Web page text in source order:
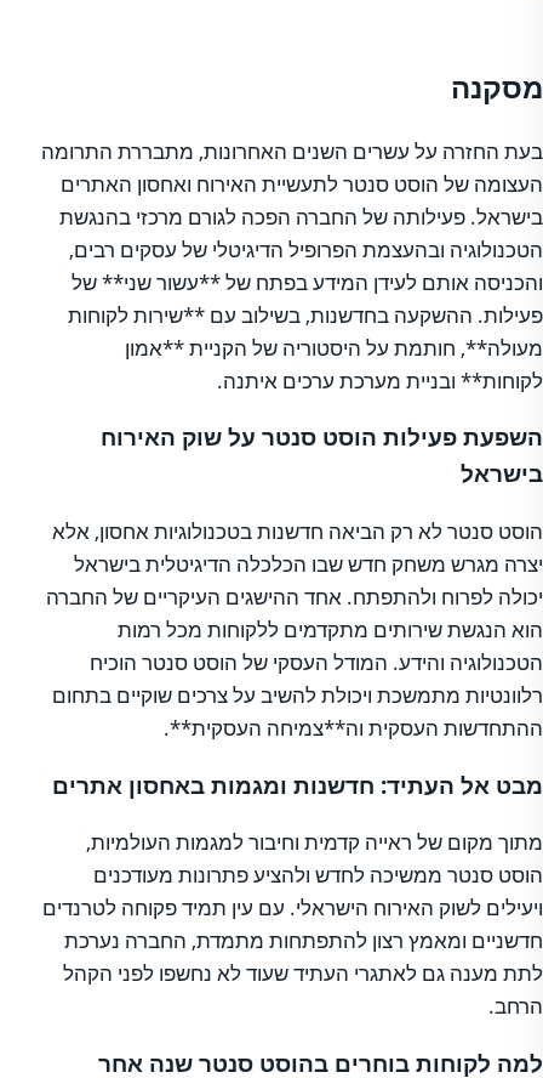
מסקנה
בעת החזרה על עשרים השנים האחרונות, מתבררת התרומה
העצומה של הוסט סנטר לתעשיית האירוח ואחסון האתרים
בישראל. פעילותה של החברה הפכה לגורם מרכזי בהנגשת
הטכנולוגיה ובהעצמת הפרופיל הדיגיטלי של עסקים רבים,
והכניסה אותם לעידן המידע בפתח של **עשור שני** של
פעילות. ההשקעה בחדשנות, בשילוב עם **שירות לקוחות
מעולה**, חותמת על היסטוריה של הקניית **אמון
לקוחות** ובניית מערכת ערכים איתנה.
השפעת פעילות הוסט סנטר על שוק האירוח
בישראל
הוסט סנטר לא רק הביאה חדשנות בטכנולוגיות אחסון, אלא
יצרה מגרש משחק חדש שבו הכלכלה הדיגיטלית בישראל
יכולה לפרוח ולהתפתח. אחד ההישגים העיקריים של החברה
הוא הנגשת שירותים מתקדמים ללקוחות מכל רמות
הטכנולוגיה והידע. המודל העסקי של הוסט סנטר הוכיח
רלוונטיות מתמשכת ויכולת להשיב על צרכים שוקיים בתחום
ההתחדשות העסקית וה**צמיחה העסקית**.
מבט אל העתיד: חדשנות ומגמות באחסון אתרים
מתוך מקום של ראייה קדמית וחיבור למגמות העולמיות,
הוסט סנטר ממשיכה לחדש ולהציע פתרונות מעודכנים
ויעילים לשוק האירוח הישראלי. עם עין תמיד פקוחה לטרנדים
חדשניים ומאמץ רצון להתפתחות מתמדת, החברה נערכת
לתת מענה גם לאתגרי העתיד שעוד לא נחשפו לפני הקהל
הרחב.
למה לקוחות בוחרים בהוסט סנטר שנה אחר